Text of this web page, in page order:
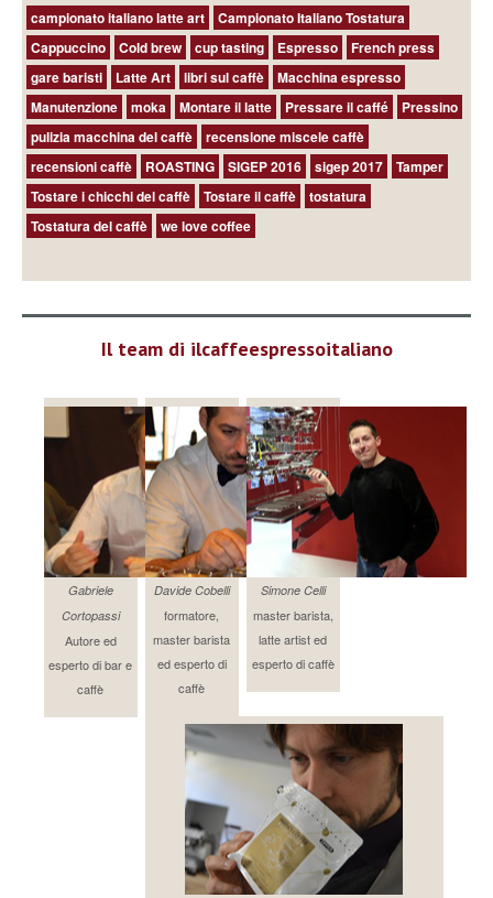
campionato italiano latte art
Campionato Italiano Tostatura
Cappuccino
Cold brew cup tasting Espresso
French press
gare baristi
Latte Art libri sul caffè
Macchina espresso
Manutenzione
moka Montare il latte Pressare il caffé
Pressino
pulizia macchina del caffè
recensione miscele caffè
recensioni caffè
ROASTING SIGEP 2016 sigep 2017
Tamper
Tostare i chicchi del caffè
Tostare il caffè
tostatura
Tostatura del caffè
we love coffee
Il team di ilcaffeespressoitaliano
Gabriele
Cortopassi
Autore ed
esperto di bar e
caffè
Davide Cobelli
formatore,
master barista
ed esperto di
caffè
Simone Celli
master barista,
latte artist ed
esperto di caffè